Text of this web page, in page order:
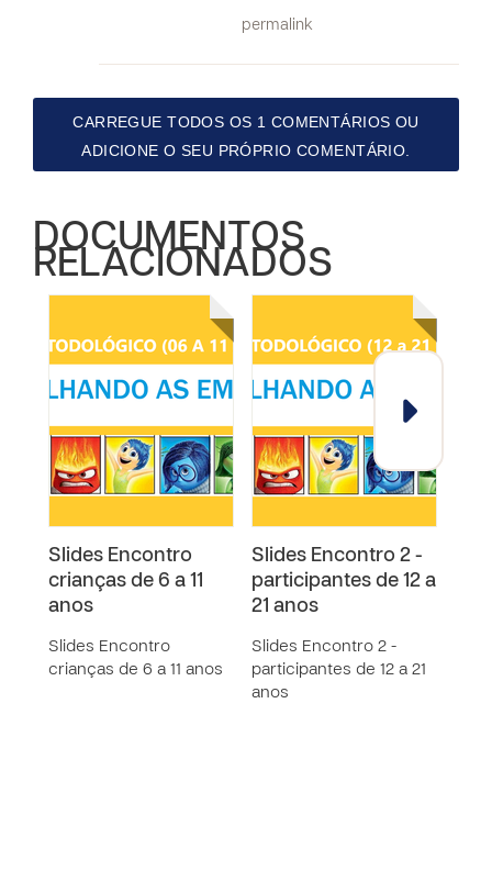
permalink
CARREGUE TODOS OS 1 COMENTÁRIOS OU
ADICIONE O SEU PRÓPRIO COMENTÁRIO.
DOCUMENTOS
RELACIONADOS
Slides Encontro
crianças de 6 a 11
anos
Slides Encontro
crianças de 6 a 11 anos
Slides Encontro 2 -
participantes de 12 a
21 anos
Slides Encontro 2 -
participantes de 12 a 21
anos